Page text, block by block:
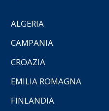
ALGERIA
CAMPANIA
CROAZIA
EMILIA ROMAGNA
FINLANDIA